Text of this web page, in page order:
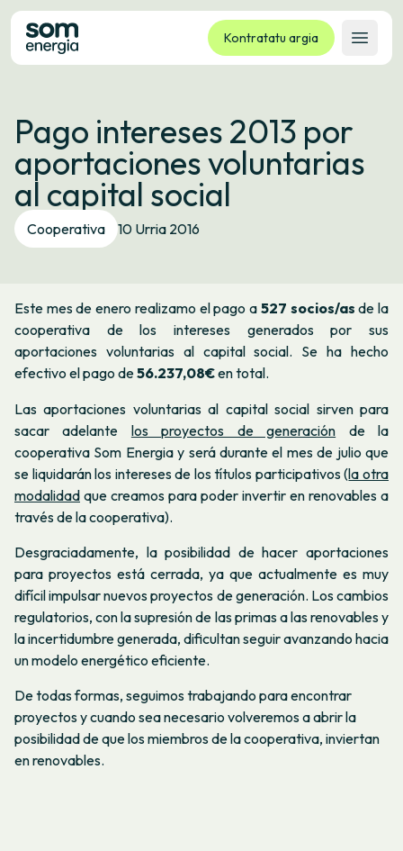
Kontratatu argia
Ireki
Tarifak
Zerbitzuak
Enpresak
Kooperatiba
Kontaktua
Hizkuntza: ES CA GL EU
Pago intereses 2013 por
aportaciones voluntarias
al capital social
Cooperativa 10 Urria 2016
Este mes de enero realizamo el pago a 527 socios/as de la
cooperativa de los intereses generados por sus
aportaciones voluntarias al capital social. Se ha hecho
efectivo el pago de56.237,08€en total.
Las aportaciones voluntarias al capital social sirven para
sacar adelante los proyectos de generación de la
cooperativa Som Energia y será durante el mes de julio que
se liquidarán los intereses de los títulos participativos (la otra
modalidad que creamos para poder invertir en renovables a
través de la cooperativa).
Desgraciadamente, la posibilidad de hacer aportaciones
para proyectos está cerrada, ya que actualmente es muy
difícil impulsar nuevos proyectos de generación. Los cambios
regulatorios, con la supresión de las primas a las renovables y
la incertidumbre generada, dificultan seguir avanzando hacia
un modelo energético eficiente.
De todas formas, seguimos trabajando para encontrar
proyectos y cuando sea necesario volveremos a abrir la
posibilidad de que los miembros de la cooperativa, inviertan
en renovables.